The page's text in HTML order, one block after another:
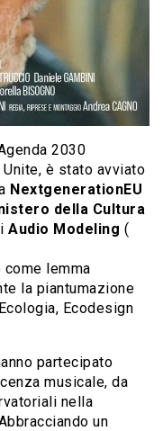
2030
è stato avviato
NextgenerationEU
della Cultura
Audio Modeling (
come lemma
la piantumazione
Ecodesign
partecipato
musicale, da
nella
un